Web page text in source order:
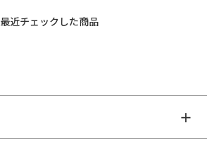
最近チェックした商品